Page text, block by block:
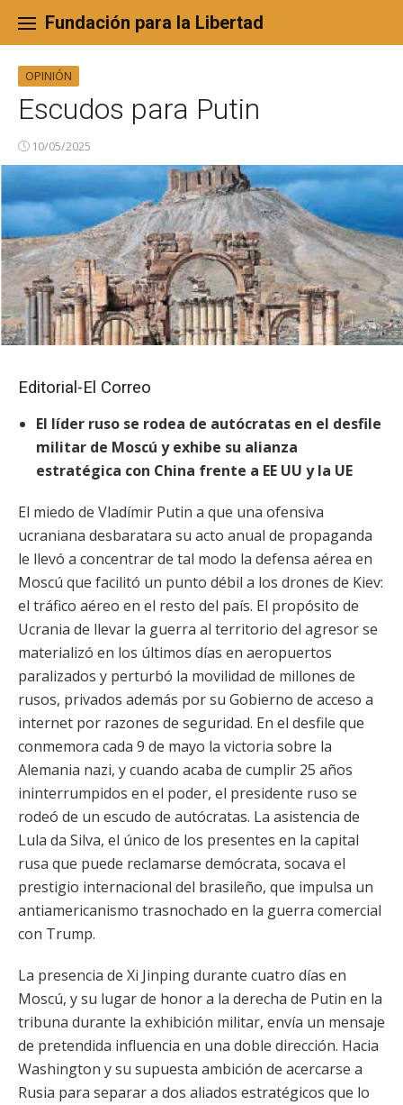
content
Fundación para la Libertad
OPINIÓN
Escudos para Putin
10/05/2025
Editorial-El Correo
El líder ruso se rodea de autócratas en el desfile
militar de Moscú y exhibe su alianza
estratégica con China frente a EE UU y la UE
El miedo de Vladímir Putin a que una ofensiva
ucraniana desbaratara su acto anual de propaganda
le llevó a concentrar de tal modo la defensa aérea en
Moscú que facilitó un punto débil a los drones de Kiev:
el tráfico aéreo en el resto del país. El propósito de
Ucrania de llevar la guerra al territorio del agresor se
materializó en los últimos días en aeropuertos
paralizados y perturbó la movilidad de millones de
rusos, privados además por su Gobierno de acceso a
internet por razones de seguridad. En el desfile que
conmemora cada 9 de mayo la victoria sobre la
Alemania nazi, y cuando acaba de cumplir 25 años
ininterrumpidos en el poder, el presidente ruso se
rodeó de un escudo de autócratas. La asistencia de
Lula da Silva, el único de los presentes en la capital
rusa que puede reclamarse demócrata, socava el
prestigio internacional del brasileño, que impulsa un
antiamericanismo trasnochado en la guerra comercial
con Trump.
La presencia de Xi Jinping durante cuatro días en
Moscú, y su lugar de honor a la derecha de Putin en la
tribuna durante la exhibición militar, envía un mensaje
de pretendida influencia en una doble dirección. Hacia
Washington y su supuesta ambición de acercarse a
Rusia para separar a dos aliados estratégicos que lo